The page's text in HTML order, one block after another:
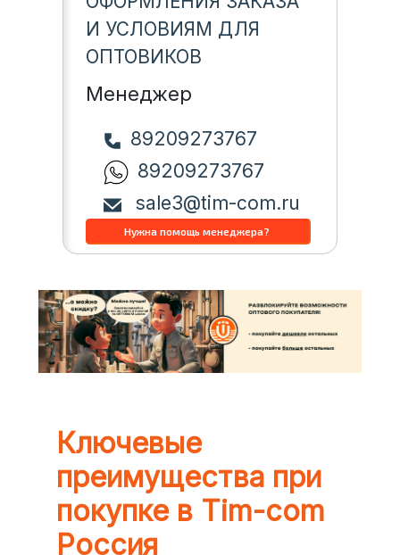
И УСЛОВИЯМ ДЛЯ
ОПТОВИКОВ
Менеджер
89209273767
89209273767
sale3@tim-com.ru
Ключевые
преимущества при
покупке в Tim-com
Россия